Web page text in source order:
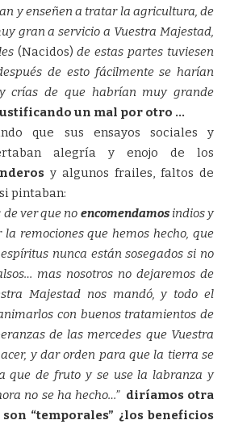
y enseñen a tratar la agricultura, de
gran a servicio a Vuestra Majestad,
(Nacidos)de estas partes tuviesen
de esto fácilmente se harían
crías de que habrían muy grande
un mal por otro …
que sus ensayos sociales y
alegría y enojo de los
y algunos frailes, faltos de
pintaban:
de ver que no encomendamosindios y
remociones que hemos hecho, que
nunca están sosegados si no
mas nosotros no dejaremos de
Majestad nos mandó, y todo el
con buenos tratamientos de
de las mercedes que Vuestra
y dar orden para que la tierra se
que de fruto y se use la labranza y
no se ha hecho…” diríamos otra
“temporales” ¿los beneficios